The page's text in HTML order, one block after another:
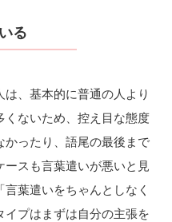
る
、基本的に普通の人より
くないため、控え目な態度
かったり、語尾の最後まで
ースも言葉遣いが悪いと見
葉遣いをちゃんとしなく
イプはまずは自分の主張を